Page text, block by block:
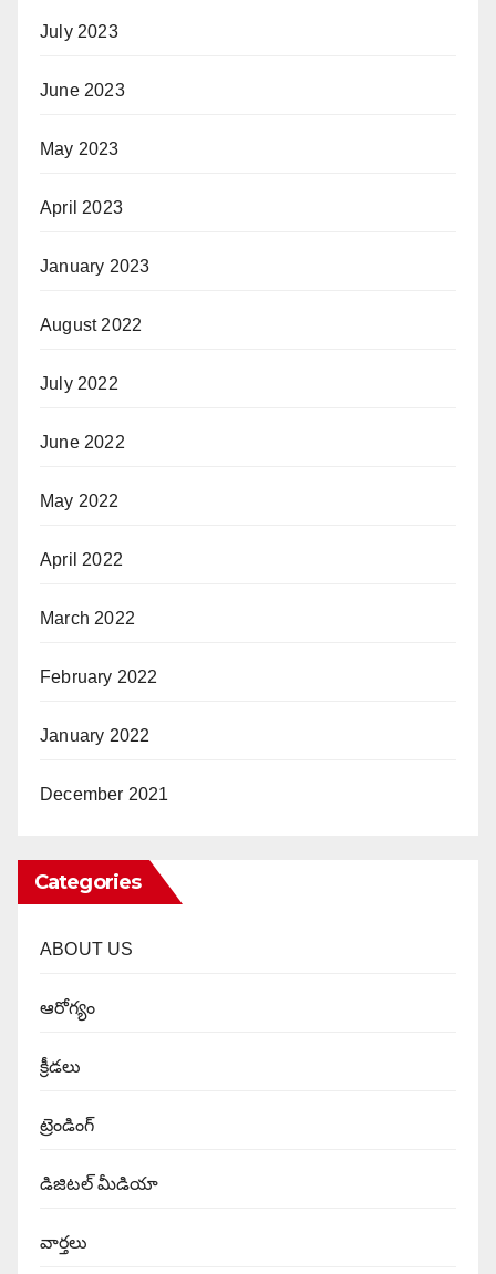
July 2023
June 2023
May 2023
April 2023
January 2023
August 2022
July 2022
June 2022
May 2022
April 2022
March 2022
February 2022
January 2022
December 2021
Categories
ABOUT US
ఆరోగ్యం
క్రీడలు
ట్రెండింగ్
డిజిటల్ మీడియా
వార్త‌లు